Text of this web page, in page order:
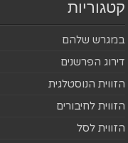
קטגוריות
במגרש שלהם
דירוג הפרשנים
הזווית הנוסטלגית
הזווית לחיבורים
הזווית לסל